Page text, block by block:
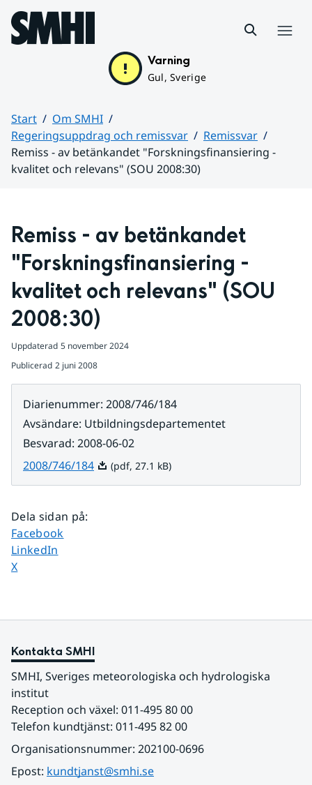
Hoppa till sidans innehåll
Varning
Gul, Sverige
Start
Om SMHI
Regeringsuppdrag och remissvar
Remissvar
Remiss - av betänkandet "Forskningsfinansiering -
kvalitet och relevans" (SOU 2008:30)
Remiss - av betänkandet
"Forskningsfinansiering -
kvalitet och relevans" (SOU
2008:30)
Uppdaterad 5 november 2024
Publicerad 2 juni 2008
Diarienummer: 2008/746/184
Avsändare: Utbildningsdepartementet
Besvarad: 2008-06-02
2008/746/184Pdf, 27.1 kB.
(pdf, 27.1 kB)
Dela sidan på:
Dela sidan på
Facebook
Dela sidan på
LinkedIn
Dela sidan på
X
Kontakta SMHI
SMHI, Sveriges meteorologiska och hydrologiska
institut
Reception och växel: 011-495 80 00
Telefon kundtjänst: 011-495 82 00
Organisationsnummer: 202100-0696
Epost: kundtjanst@smhi.se